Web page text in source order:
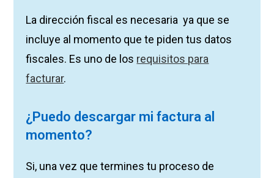
La dirección fiscal es necesaria ya que se
incluye al momento que te piden tus datos
fiscales. Es uno de los requisitos para
facturar.
¿Puedo descargar mi factura al
momento?
Si, una vez que termines tu proceso de